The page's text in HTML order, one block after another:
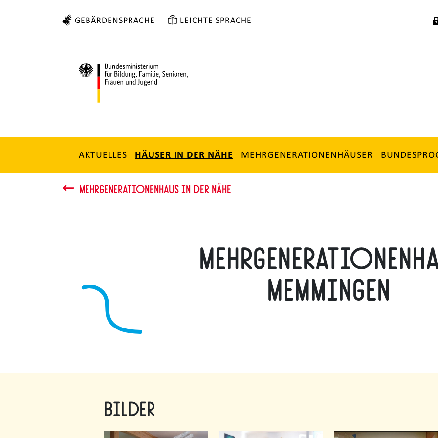
GEBÄRDENSPRACHE LEICHTE SPRACHE
AKTUELLES HÄUSER IN DER NÄHE MEHRGENERATIONENHÄUSER
MEHRGENERATIONENHAUS IN DER NÄHE
Memmingen
Bilder